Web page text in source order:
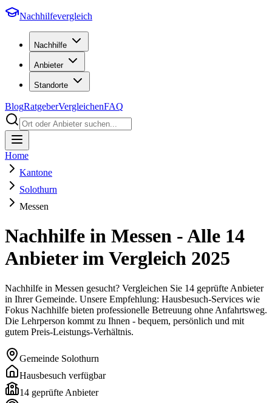
Nachhilfevergleich
Nachhilfe
Anbieter
Standorte
BlogRatgeberVergleichenFAQ
Home
Kantone
Solothurn
Messen
Nachhilfe in Messen - Alle 14
Anbieter im Vergleich 2025
Nachhilfe in Messen gesucht? Vergleichen Sie 14 geprüfte Anbieter
in Ihrer Gemeinde. Unsere Empfehlung: Hausbesuch-Services wie
Fokus Nachhilfe bieten professionelle Betreuung ohne Anfahrtsweg.
Die Lehrperson kommt zu Ihnen - bequem, persönlich und mit
gutem Preis-Leistungs-Verhältnis.
Gemeinde Solothurn
Hausbesuch verfügbar
14 geprüfte Anbieter